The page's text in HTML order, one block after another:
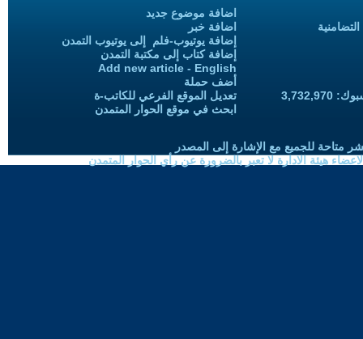
اضافة موضوع جديد
اضافة خبر
إضافة يوتيوب-فلم إلى يوتيوب التمدن
إضافة كتاب إلى مكتبة التمدن
Add new article - English
أضف حملة
تعديل الموقع الفرعي للكاتب-ة
ابحث في موقع الحوار المتمدن
متاحة للجميع مع الإشارة إلى المصدر
هيئة الادارة لا تعبر بالضرورة عن رأي الحوار المتمدن